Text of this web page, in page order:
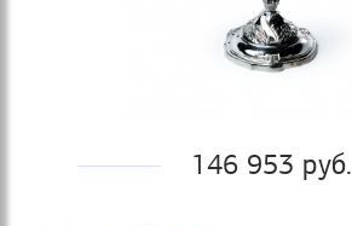
146 953 руб.